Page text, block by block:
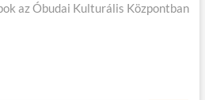
az Óbudai Kulturális Központban